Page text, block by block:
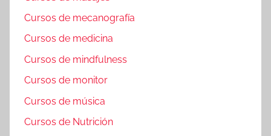
Cursos de mecanografía
Cursos de medicina
Cursos de mindfulness
Cursos de monitor
Cursos de música
Cursos de Nutrición